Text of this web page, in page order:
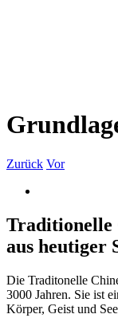
Zurück Vor
Bild
Traditionelle
aus heutiger
Die Traditonelle
3000 Jahren. Sie ist
Körper, Geist und